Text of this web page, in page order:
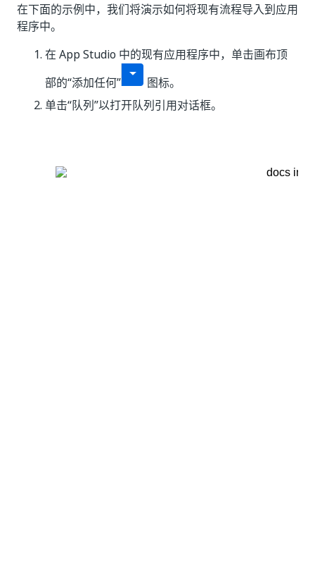
在下面的示例中，我们将演示如何将现有流程导入到应用
程序中。
在 App Studio 中的现有应用程序中，单击画布顶
部的“添加任何”
图标。
单击“队列”以打开队列引用对话框。